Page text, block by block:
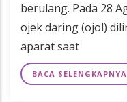
berulang. Pada 28
ojek daring (ojol)
aparat saat
BACA SELENGKAPNYA